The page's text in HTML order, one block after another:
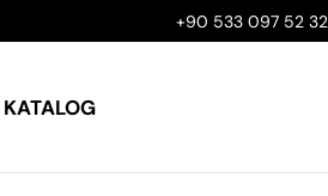
+90 533 097 52 32
KATALOG